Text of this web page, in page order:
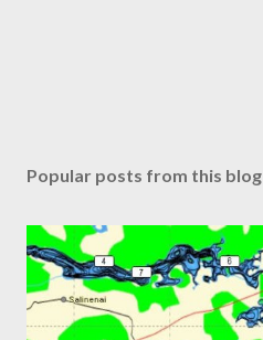
Popular posts from this blog